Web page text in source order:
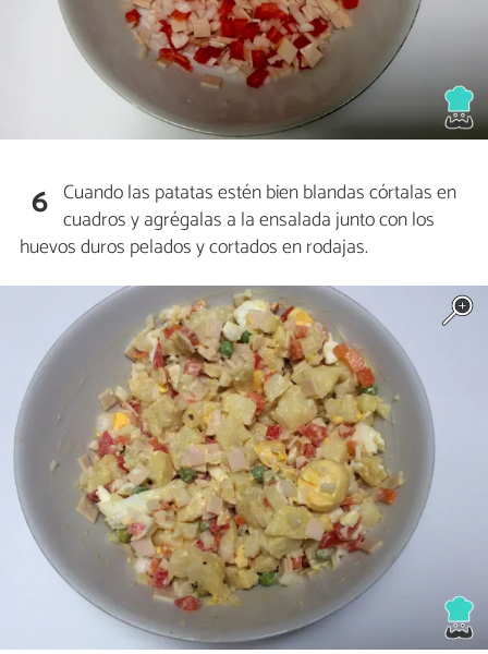
6 Cuando las patatas estén bien blandas córtalas en
cuadros y agrégalas a la ensalada junto con los
huevos duros pelados y cortados en rodajas.